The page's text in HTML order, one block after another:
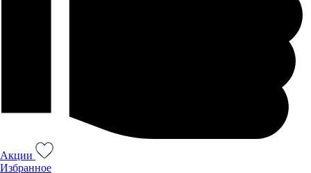
Акции
Избранное